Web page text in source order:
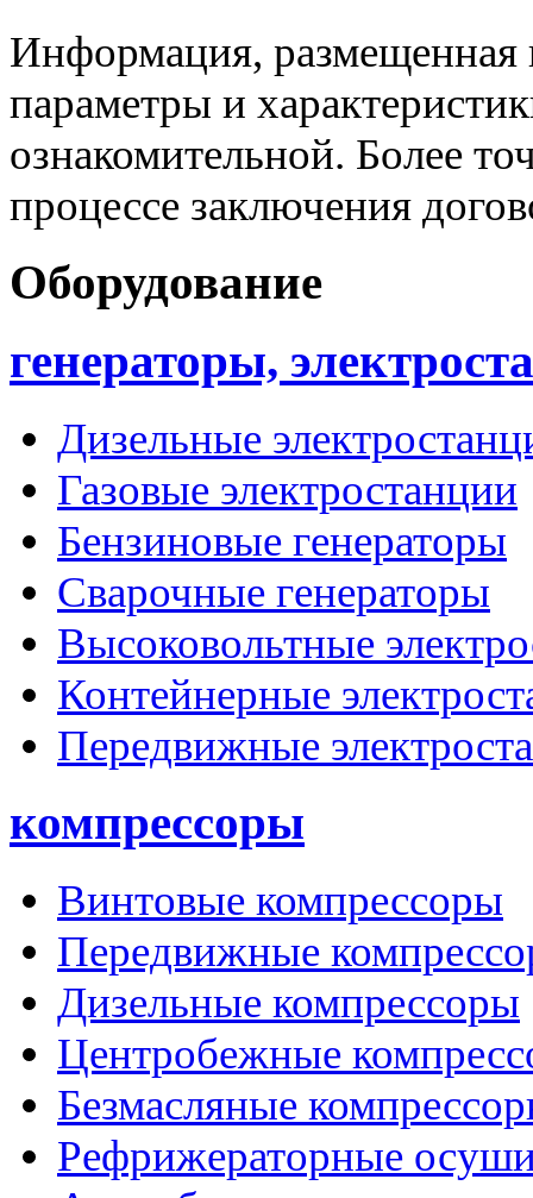
Информация, размещенная
параметры и
ознакомительной. Более
процессе заключения
Оборудование
генераторы,
Дизельные
Газовые электростанции
Бензиновые генераторы
Сварочные генераторы
Высоковольтные
Контейнерные
Передвижные
компрессоры
Винтовые компрессоры
Передвижные
Дизельные компрессоры
Центробежные
Безмасляные
Рефрижераторные